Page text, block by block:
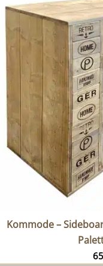
Kommode –